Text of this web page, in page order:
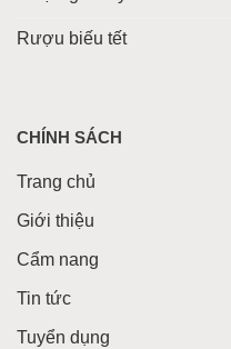
Rượu biếu tết
CHÍNH SÁCH
Trang chủ
Giới thiệu
Cẩm nang
Tin tức
Tuyển dụng